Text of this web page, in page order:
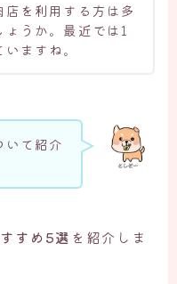
を利用する方は多
うか。最近では1
ますね。
いて紹介
すめ5選 を紹介しま